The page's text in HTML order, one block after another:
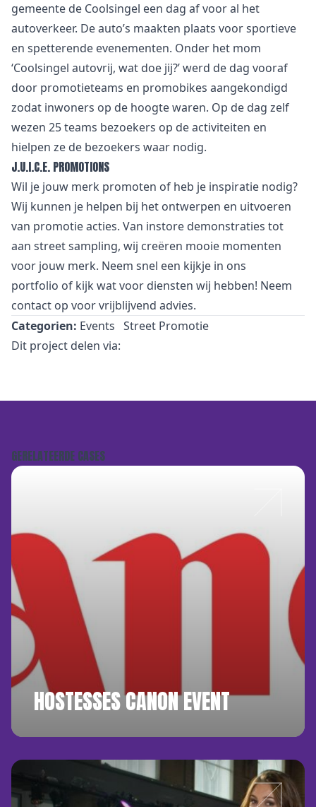
gemeente de Coolsingel een dag af voor al het
autoverkeer. De auto’s maakten plaats voor sportieve
en spetterende evenementen. Onder het mom
‘Coolsingel autovrij, wat doe jij?’ werd de dag vooraf
door promotieteams en promobikes aangekondigd
zodat inwoners op de hoogte waren. Op de dag zelf
wezen 25 teams bezoekers op de activiteiten en
hielpen ze de bezoekers waar nodig.
J.U.I.C.E. PROMOTIONS
Wil je jouw merk promoten of heb je inspiratie nodig?
Wij kunnen je helpen bij het ontwerpen en uitvoeren
van promotie acties. Van instore demonstraties tot
aan street sampling, wij creëren mooie momenten
voor jouw merk. Neem snel een kijkje in ons
portfolio of kijk wat voor diensten wij hebben! Neem
contact op voor vrijblijvend advies.
Categorien: Events Street Promotie
Dit project delen via:
GERELATEERDE CASES
HOSTESSES CANON EVENT